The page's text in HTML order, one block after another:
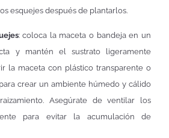
esquejes después de plantarlos.
: coloca la maceta o bandeja en un
y mantén el sustrato ligeramente
la maceta con plástico transparente o
crear un ambiente húmedo y cálido
Asegúrate de ventilar los
para evitar la acumulación de